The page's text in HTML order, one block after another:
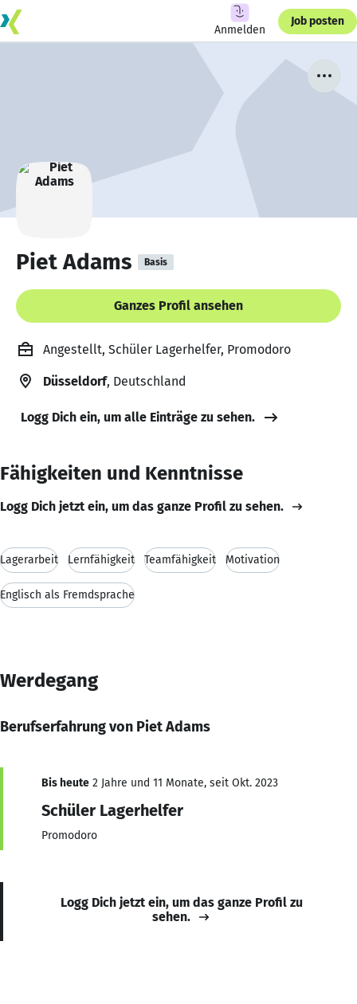
Anmelden
Job posten
Piet Adams Basis
Ganzes Profil ansehen
Angestellt, Schüler Lagerhelfer, Promodoro
Düsseldorf, Deutschland
Logg Dich ein, um alle Einträge zu sehen.
Fähigkeiten und Kenntnisse
Logg Dich jetzt ein, um das ganze Profil zu sehen.
Lagerarbeit Lernfähigkeit Teamfähigkeit Motivation
Englisch als Fremdsprache
Werdegang
Berufserfahrung von Piet Adams
Bis heute 2 Jahre und 11 Monate, seit Okt. 2023
Schüler Lagerhelfer
Promodoro
Logg Dich jetzt ein, um das ganze Profil zu
sehen.